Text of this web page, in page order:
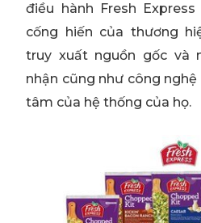
điều hành Fresh
cống hiến của thương
truy xuất nguồn gốc và
nhận cũng như công
tâm của hệ thống của họ.